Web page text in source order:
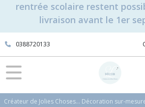
rentrée scolaire restent
livraison avant le 1er
0388720133
Créateur de Jolies Choses... Décoration sur-